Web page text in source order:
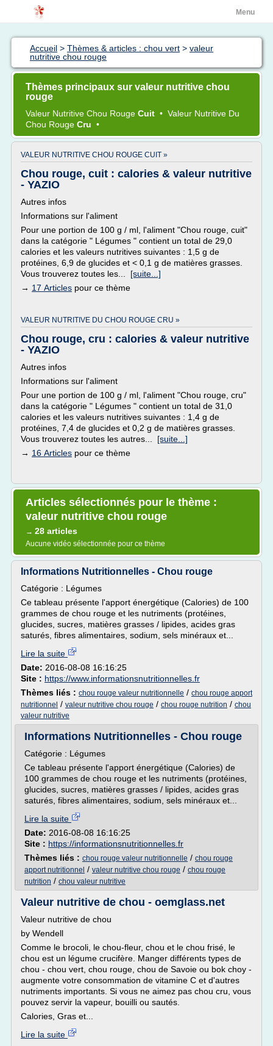
Menu
Accueil > Thèmes & articles : chou vert > valeur
nutritive chou rouge
Thèmes principaux sur valeur nutritive chou
rouge
Valeur Nutritive Chou Rouge Cuit • Valeur Nutritive Du
Chou Rouge Cru •
VALEUR NUTRITIVE CHOU ROUGE CUIT »
Chou rouge, cuit : calories & valeur nutritive
- YAZIO
Autres infos
Informations sur l'aliment
Pour une portion de 100 g / ml, l'aliment "Chou rouge, cuit"
dans la catégorie " Légumes " contient un total de 29,0
calories et les valeurs nutritives suivantes : 1,5 g de
protéines, 6,9 de glucides et < 0,1 g de matières grasses.
Vous trouverez toutes les... [suite...]
→ 17 Articles pour ce thème
VALEUR NUTRITIVE DU CHOU ROUGE CRU »
Chou rouge, cru : calories & valeur nutritive
- YAZIO
Autres infos
Informations sur l'aliment
Pour une portion de 100 g / ml, l'aliment "Chou rouge, cru"
dans la catégorie " Légumes " contient un total de 31,0
calories et les valeurs nutritives suivantes : 1,4 g de
protéines, 7,4 de glucides et 0,2 g de matières grasses.
Vous trouverez toutes les autres... [suite...]
→ 16 Articles pour ce thème
Articles sélectionnés pour le thème :
valeur nutritive chou rouge
→ 28 articles
Aucune vidéo sélectionnée pour ce thème
Informations Nutritionnelles - Chou rouge
Catégorie : Légumes
Ce tableau présente l'apport énergétique (Calories) de 100
grammes de chou rouge et les nutriments (protéines,
glucides, sucres, matières grasses / lipides, acides gras
saturés, fibres alimentaires, sodium, sels minéraux et...
Lire la suite
Date: 2016-08-08 16:16:25
Site : https://www.informationsnutritionnelles.fr
Thèmes liés : chou rouge valeur nutritionnelle / chou rouge apport
nutritionnel / valeur nutritive chou rouge / chou rouge nutrition / chou
valeur nutritive
Informations Nutritionnelles - Chou rouge
Catégorie : Légumes
Ce tableau présente l'apport énergétique (Calories) de
100 grammes de chou rouge et les nutriments (protéines,
glucides, sucres, matières grasses / lipides, acides gras
saturés, fibres alimentaires, sodium, sels minéraux et...
Lire la suite
Date: 2016-08-08 16:16:25
Site : https://informationsnutritionnelles.fr
Thèmes liés : chou rouge valeur nutritionnelle / chou rouge
apport nutritionnel / valeur nutritive chou rouge / chou rouge
nutrition / chou valeur nutritive
Valeur nutritive de chou - oemglass.net
Valeur nutritive de chou
by Wendell
Comme le brocoli, le chou-fleur, chou et le chou frisé, le
chou est un légume crucifère. Manger différents types de
chou - chou vert, chou rouge, chou de Savoie ou bok choy -
augmente votre consommation de vitamine C et d'autres
nutriments importants. Si vous ne aimez pas chou cru, vous
pouvez servir la vapeur, bouilli ou sautés.
Calories, Gras et...
Lire la suite